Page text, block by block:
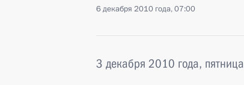
6 декабря 2010 года, 07:00
3 декабря 2010 года, пятница